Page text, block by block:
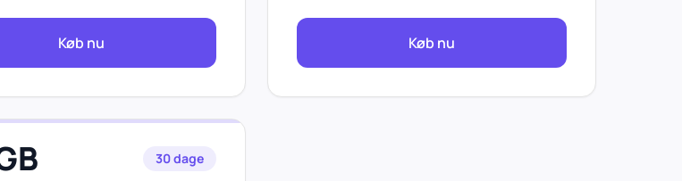
Køb nu Køb nu
30 dage